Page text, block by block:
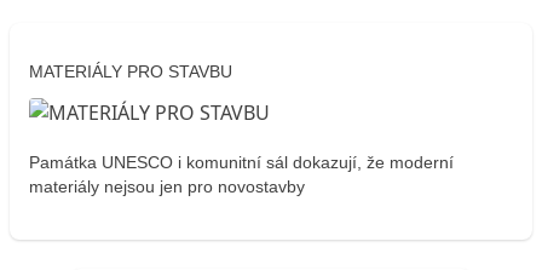
MATERIÁLY PRO STAVBU
Památka UNESCO i komunitní sál dokazují, že moderní
materiály nejsou jen pro novostavby